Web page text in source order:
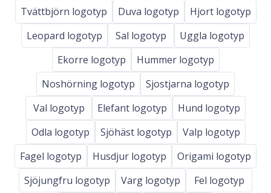
Tvättbjörn logotyp
Duva logotyp
Hjort logotyp
Leopard logotyp
Sal logotyp
Uggla logotyp
Ekorre logotyp
Hummer logotyp
Noshörning logotyp
Sjostjarna logotyp
Val logotyp
Elefant logotyp
Hund logotyp
Odla logotyp
Sjöhäst logotyp
Valp logotyp
Fagel logotyp
Husdjur logotyp
Origami logotyp
Sjöjungfru logotyp
Varg logotyp
Fel logotyp